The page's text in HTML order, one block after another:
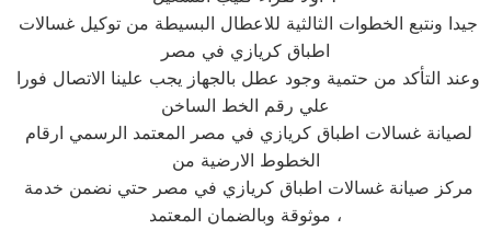
اطباق كريازي في مصر
علي رقم الخط الساخن
الخطوط الارضية من
موثوقة وبالضمان المعتمد ،